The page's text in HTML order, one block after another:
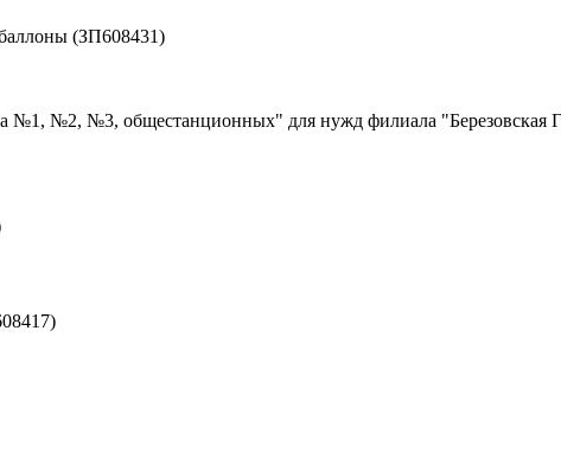
(ЗП608431)
№1, №2, №3, общестанционных" для нужд филиала